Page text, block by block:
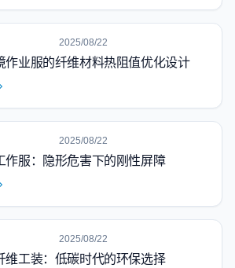
2025/08/22
作业服的纤维材料热阻值优化设计
2025/08/22
作服：隐形危害下的刚性屏障
2025/08/22
维工装：低碳时代的环保选择